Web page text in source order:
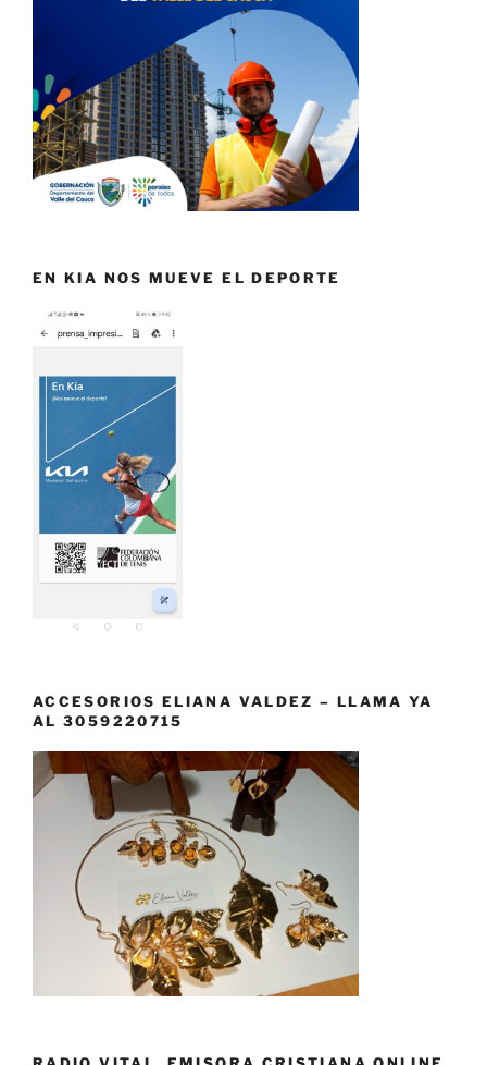
EN KIA NOS MUEVE EL DEPORTE
ACCESORIOS ELIANA VALDEZ – LLAMA YA
AL 3059220715